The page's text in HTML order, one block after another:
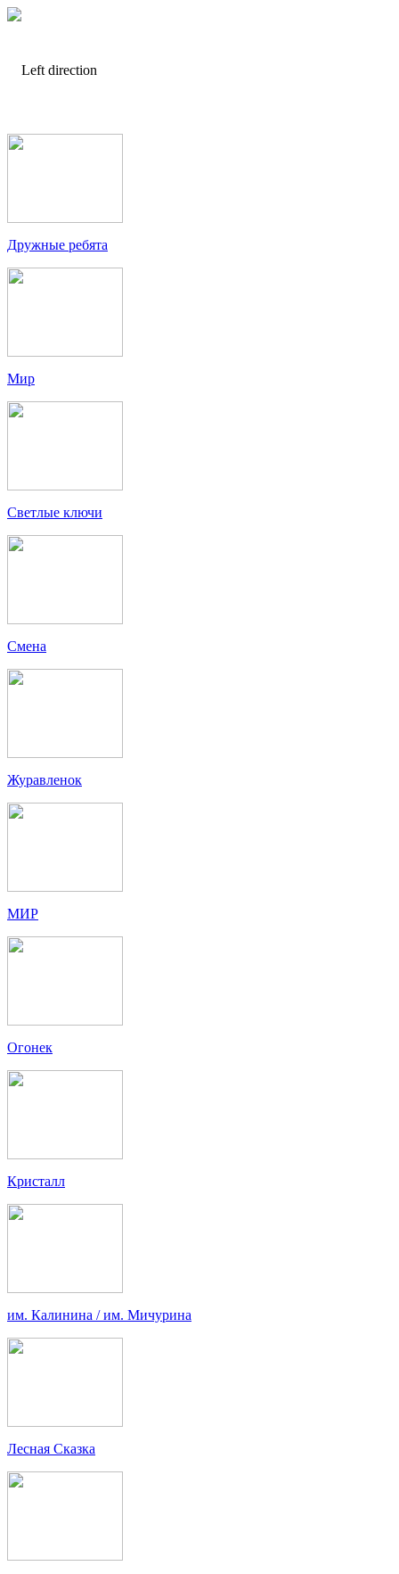
Дружные ребята
Мир
Светлые ключи
Смена
Журавленок
МИР
Огонек
Кристалл
им. Калинина / им. Мичурина
Лесная Сказка